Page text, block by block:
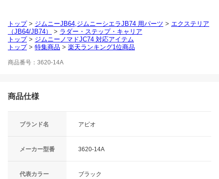
トップ> ジムニーJB64,ジムニーシエラJB74 用パーツ > エクステリア
（JB64/JB74）
> ラダー・ステップ・キャリア
トップ> ジムニーノマドJC74 対応アイテム
トップ> 特集商品 > 楽天ランキング1位商品
商品番号：3620-14A
商品仕様
ブランド名 アピオ
メーカー型番 3620-14A
代表カラー ブラック